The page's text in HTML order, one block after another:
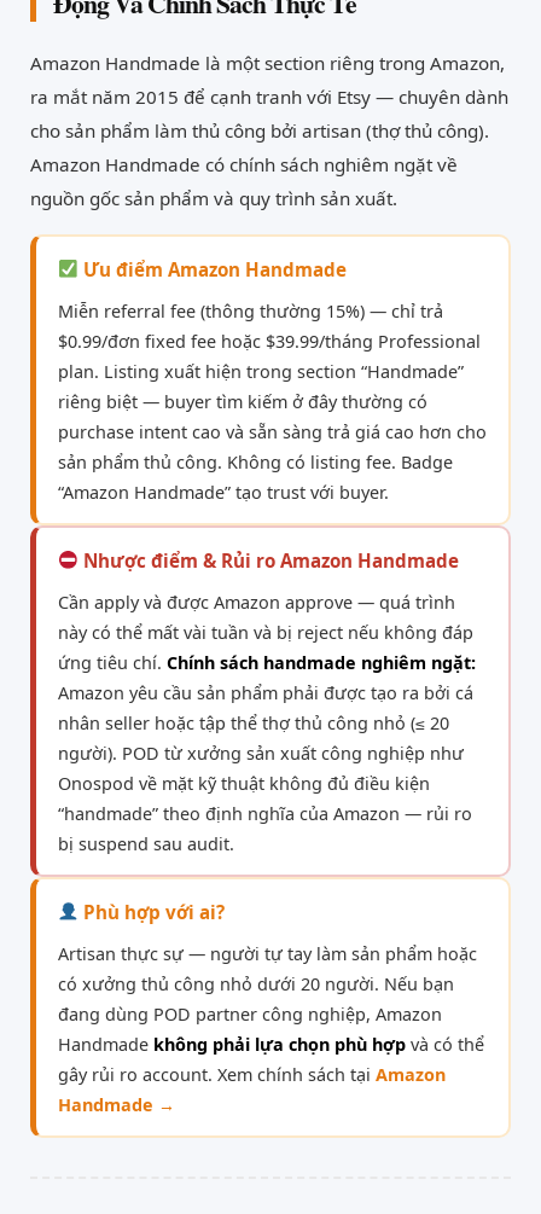
Amazon Handmade là một section riêng trong Amazon,
ra mắt năm 2015 để cạnh tranh với Etsy — chuyên dành
cho sản phẩm làm thủ công bởi artisan (thợ thủ công).
Amazon Handmade có chính sách nghiêm ngặt về
nguồn gốc sản phẩm và quy trình sản xuất.
Ưu điểm Amazon Handmade
Miễn referral fee (thông thường 15%) — chỉ trả
$0.99/đơn fixed fee hoặc $39.99/tháng Professional
plan. Listing xuất hiện trong section “Handmade”
riêng biệt — buyer tìm kiếm ở đây thường có
purchase intent cao và sẵn sàng trả giá cao hơn cho
sản phẩm thủ công. Không có listing fee. Badge
“Amazon Handmade” tạo trust với buyer.
Nhược điểm & Rủi ro Amazon Handmade
Cần apply và được Amazon approve — quá trình
này có thể mất vài tuần và bị reject nếu không đáp
ứng tiêu chí. Chính sách handmade nghiêm ngặt:
Amazon yêu cầu sản phẩm phải được tạo ra bởi cá
nhân seller hoặc tập thể thợ thủ công nhỏ (≤ 20
người). POD từ xưởng sản xuất công nghiệp như
Onospod về mặt kỹ thuật không đủ điều kiện
“handmade” theo định nghĩa của Amazon — rủi ro
bị suspend sau audit.
Phù hợp với ai?
Artisan thực sự — người tự tay làm sản phẩm hoặc
có xưởng thủ công nhỏ dưới 20 người. Nếu bạn
đang dùng POD partner công nghiệp, Amazon
Handmade không phải lựa chọn phù hợp và có thể
gây rủi ro account. Xem chính sách tại Amazon
Handmade →